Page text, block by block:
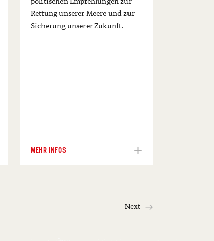
Rettung unserer Meere und zur
Sicherung unserer Zukunft.
MEHR INFOS
Next